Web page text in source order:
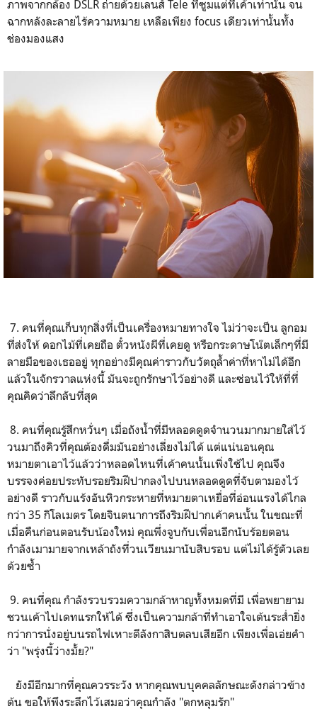
ภาพจากกล้อง DSLR ถ่ายด้วยเลนส์ Tele ที่ซูมแต่ที่เค้าเท่านั้น จน
ฉากหลังละลายไร้ความหมาย เหลือเพียง focus เดียวเท่านั้นทั้ง
ช่องมองแสง
7. คนที่คุณเก็บทุกสิ่งที่เป็นเครื่องหมายทางใจ ไม่ว่าจะเป็น ลูกอม
ที่ส่งให้ ดอกไม้ที่เคยถือ ตั๋วหนังผีที่เคยดู หรือกระดาษโน๊ตเล็กๆที่มี
ลายมือของเธออยู่ ทุกอย่างมีคุณค่าราวกับวัตถุล้ำค่าที่หาไม่ได้อีก
แล้วในจักรวาลแห่งนี้ มันจะถูกรักษาไว้อย่างดี และซ่อนไว้ให้ที่ที่
คุณคิดว่าลึกลับที่สุด
8. คนที่คุณรู้สึกหวั่นๆ เมื่อถังน้ำที่มีหลอดดูดจำนวนมากมายใส่ไว้
วนมาถึงคิวที่คุณต้องดื่มมันอย่างเลี่ยงไม่ได้ แต่แน่นอนคุณ
หมายตาเอาไว้แล้วว่าหลอดไหนที่เค้าคนนั้นเพิ่งใช้ไป คุณจึง
บรรจงค่อยประทับรอยริมฝีปากลงไปบนหลอดดูดที่จับตามองไว้
อย่างดี ราวกับแร้งอันหิวกระหายที่หมายตาเหยื่อที่อ่อนแรงได้ไกล
กว่า 35 กิโลเมตร โดยจินตนาการถึงริมฝีปากเค้าคนนั้น ในขณะที่
เมื่อคืนก่อนตอนรับน้องใหม่ คุณพึ่งจูบกับเพื่อนอีกนับร้อยตอน
กำลังเมามายจากเหล้าถังที่วนเวียนมานับสิบรอบ แต่ไม่ได้รู้ตัวเลย
ด้วยซ้ำ
9. คนที่คุณ กำลังรวบรวมความกล้าหาญทั้งหมดที่มี เพื่อพยายาม
ชวนเค้าไปเดทแรกให้ได้ ซึ่งเป็นความกล้าที่ทำเอาใจเต้นระส่ำยิ่ง
กว่าการนั่งอยู่บนรถไฟเหาะตีลังกาสิบตลบเสียอีก เพียงเพื่อเอ่ยคำ
ว่า "พรุ่งนี้ว่างมั้ย?"
ยังมีอีกมากที่คุณควรระวัง หากคุณพบบุคคลลักษณะดังกล่าวข้าง
ต้น ขอให้พึงระลึกไว้เสมอว่าคุณกำลัง "ตกหลุมรัก"